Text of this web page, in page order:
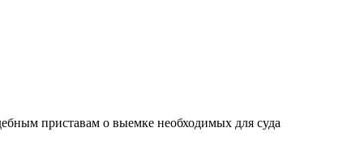
приставам о выемке необходимых для суда